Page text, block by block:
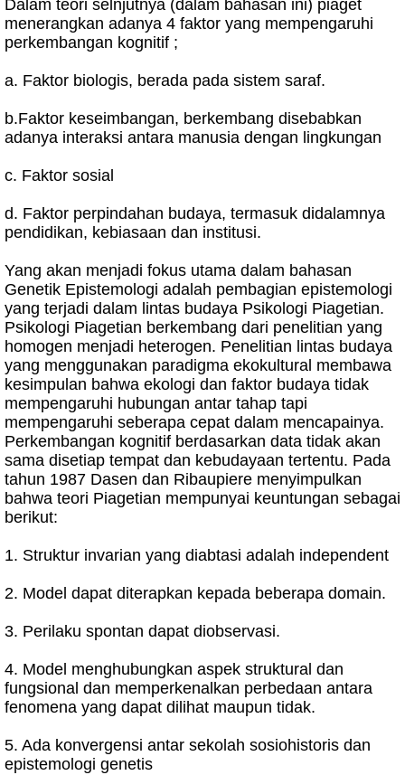
Dalam teori selnjutnya (dalam bahasan ini) piaget
menerangkan adanya 4 faktor yang mempengaruhi
perkembangan kognitif ;
a. Faktor biologis, berada pada sistem saraf.
b.Faktor keseimbangan, berkembang disebabkan
adanya interaksi antara manusia dengan lingkungan
c. Faktor sosial
d. Faktor perpindahan budaya, termasuk didalamnya
pendidikan, kebiasaan dan institusi.
Yang akan menjadi fokus utama dalam bahasan
Genetik Epistemologi adalah pembagian epistemologi
yang terjadi dalam lintas budaya Psikologi Piagetian.
Psikologi Piagetian berkembang dari penelitian yang
homogen menjadi heterogen. Penelitian lintas budaya
yang menggunakan paradigma ekokultural membawa
kesimpulan bahwa ekologi dan faktor budaya tidak
mempengaruhi hubungan antar tahap tapi
mempengaruhi seberapa cepat dalam mencapainya.
Perkembangan kognitif berdasarkan data tidak akan
sama disetiap tempat dan kebudayaan tertentu. Pada
tahun 1987 Dasen dan Ribaupiere menyimpulkan
bahwa teori Piagetian mempunyai keuntungan sebagai
berikut:
1. Struktur invarian yang diabtasi adalah independent
2. Model dapat diterapkan kepada beberapa domain.
3. Perilaku spontan dapat diobservasi.
4. Model menghubungkan aspek struktural dan
fungsional dan memperkenalkan perbedaan antara
fenomena yang dapat dilihat maupun tidak.
5. Ada konvergensi antar sekolah sosiohistoris dan
epistemologi genetis